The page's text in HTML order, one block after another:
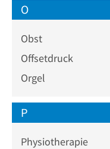
O
Obst
Offsetdruck
Orgel
P
Physiotherapie